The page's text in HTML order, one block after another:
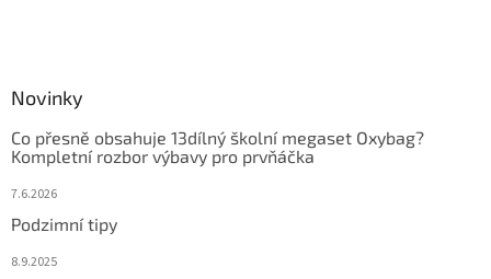
Novinky
Co přesně obsahuje 13dílný školní megaset Oxybag?
Kompletní rozbor výbavy pro prvňáčka
7.6.2026
Podzimní tipy
8.9.2025